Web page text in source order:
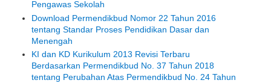
Pengawas Sekolah
Download Permendikbud Nomor 22 Tahun 2016
tentang Standar Proses Pendidikan Dasar dan
Menengah
KI dan KD Kurikulum 2013 Revisi Terbaru
Berdasarkan Permendikbud No. 37 Tahun 2018
tentang Perubahan Atas Permendikbud No. 24 Tahun